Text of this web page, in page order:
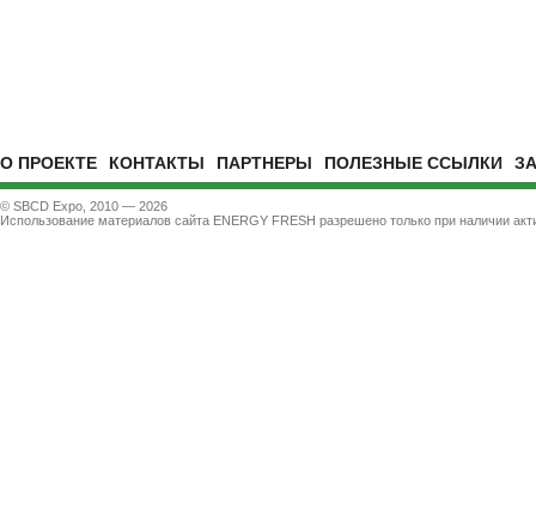
О ПРОЕКТЕ КОНТАКТЫ ПАРТНЕРЫ ПОЛЕЗНЫЕ ССЫЛКИ
© SBCD Expo, 2010 — 2026
Использование материалов сайта ENERGY FRESH разрешено только при наличии